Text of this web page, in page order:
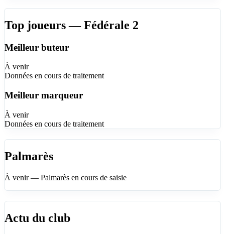
Top joueurs — Fédérale 2
Meilleur buteur
À venir
Données en cours de traitement
Meilleur marqueur
À venir
Données en cours de traitement
Palmarès
À venir — Palmarès en cours de saisie
Actu du club